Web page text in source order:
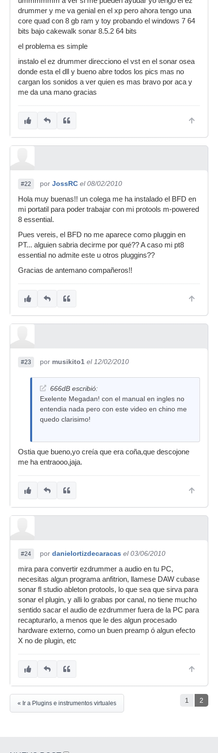
drummer y me va genial en el xp pero ahora tengo una
core quad con 8 gb ram y toy probando el windows 7 64
bits bajo cakewalk sonar 8.5.2 64 bits
el problema es simple
instalo el ez drummer direcciono el vst en el sonar osea
donde esta el dll y bueno abre todos los pics mas no
cargan los sonidos a ver quien es mas bravo por aca y
me da una mano gracias
#22 por JossRC el 08/02/2010
Hola muy buenas!! un colega me ha instalado el BFD en
mi portatil para poder trabajar con mi protools m-powered
8 essential.
Pues vereis, el BFD no me aparece como pluggin en
PT... alguien sabria decirme por qué?? A caso mi pt8
essential no admite este u otros pluggins??
Gracias de antemano compañeros!!
#23 por musikito1 el 12/02/2010
666dB escribió:
Exelente Megadan! con el manual en ingles no
entendia nada pero con este video en chino me
quedo clarisimo!
Ostia que bueno,yo creía que era coña,que descojone
me ha entraooo,jaja.
#24 por danielortizdecaracas el 03/06/2010
mira para convertir ezdrummer a audio en tu PC,
necesitas algun programa anfitrion, llamese DAW cubase
sonar fl studio ableton protools, lo que sea que sirva para
sonar el plugin, y alli lo grabas por canal, no tiene mucho
sentido sacar el audio de ezdrummer fuera de la PC para
recapturarlo, a menos que le des algun procesado
hardware externo, como un buen preamp ó algun efecto
X no de plugin, etc
1 2
« Ir a Plugins e instrumentos virtuales